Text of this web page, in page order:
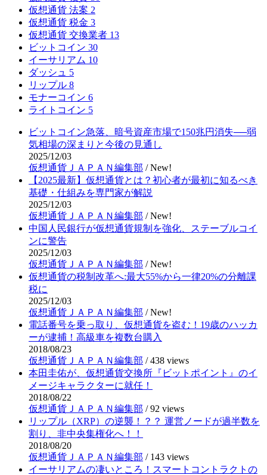
仮想通貨 法案 2
仮想通貨 税金 3
仮想通貨 交換業者 13
ビットコイン 30
イーサリアム 10
ダッシュ 5
リップル 8
モナーコイン 6
ライトコイン 5
ビットコイン急落、暗号資産市場で150兆円消失──弱
気相場の深まりと今後の見通し
2025/12/03
仮想通貨ＪＡＰＡＮ編集部 /New!
【2025最新】仮想通貨とは？初心者が最初に知るべき
基礎・仕組みを専門家が解説
2025/12/03
仮想通貨ＪＡＰＡＮ編集部 /New!
中国人民銀行が仮想通貨規制を強化、ステーブルコイ
ンに警告
2025/12/03
仮想通貨ＪＡＰＡＮ編集部 /New!
仮想通貨の税制改革へ:最大55%から一律20%の分離課
税に
2025/12/03
仮想通貨ＪＡＰＡＮ編集部 /New!
電話番号を乗っ取り、仮想通貨を盗む！19歳のハッカ
ーが逮捕！高級車を複数台購入
2018/08/23
仮想通貨ＪＡＰＡＮ編集部 /438 views
本田圭佑が、仮想通貨交換所『ビットポイント』のイ
メージキャラクターに就任！
2018/08/22
仮想通貨ＪＡＰＡＮ編集部 /92 views
リップル（XRP）の逆襲！？？ 運営ノードが過半数を
割り、非中央集権化へ！！
2018/08/20
仮想通貨ＪＡＰＡＮ編集部 / 143 views
イーサリアムの凄いところ！スマートコントラクトの